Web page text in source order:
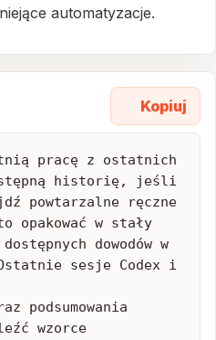
automatyzacje.
Kopiuj
pracę z ostatnich
historię, jeśli
powtarzalne ręczne
opakować w stały
dowodów w
sesje Codex i
podsumowania
wzorce